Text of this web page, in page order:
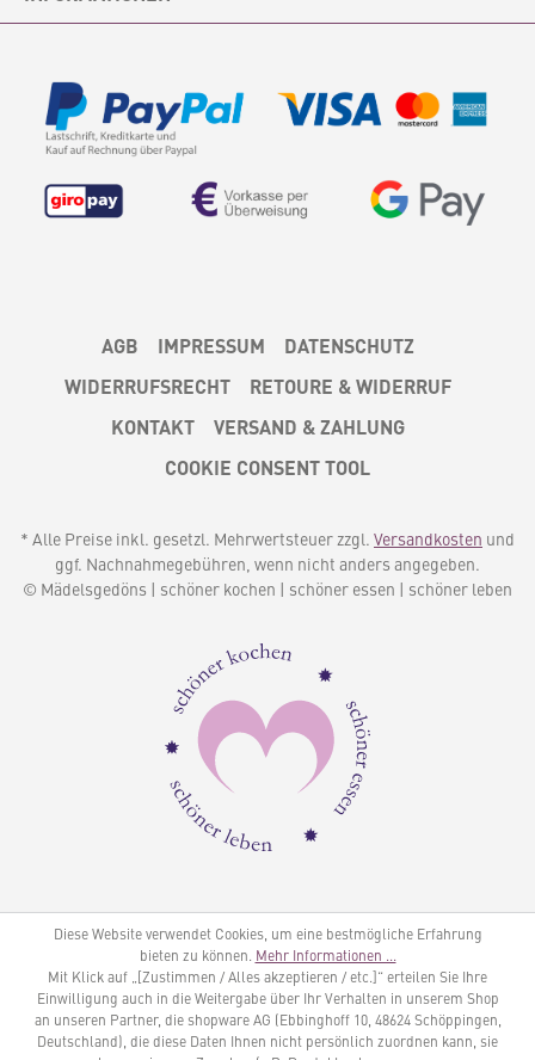
AGB IMPRESSUM
DATENSCHUTZ
WIDERRUFSRECHT
RETOURE & WIDERRUF
KONTAKT
VERSAND & ZAHLUNG
COOKIE CONSENT TOOL
* Alle Preise inkl. gesetzl. Mehrwertsteuer zzgl. Versandkosten und
ggf. Nachnahmegebühren, wenn nicht anders angegeben.
© Mädelsgedöns | schöner kochen | schöner essen | schöner leben
Diese Website verwendet Cookies, um eine bestmögliche Erfahrung
bieten zu können. Mehr Informationen ...
Mit Klick auf „[Zustimmen / Alles akzeptieren / etc.]“ erteilen Sie Ihre
Einwilligung auch in die Weitergabe über Ihr Verhalten in unserem Shop
an unseren Partner, die shopware AG (Ebbinghoff 10, 48624 Schöppingen,
Deutschland), die diese Daten Ihnen nicht persönlich zuordnen kann, sie